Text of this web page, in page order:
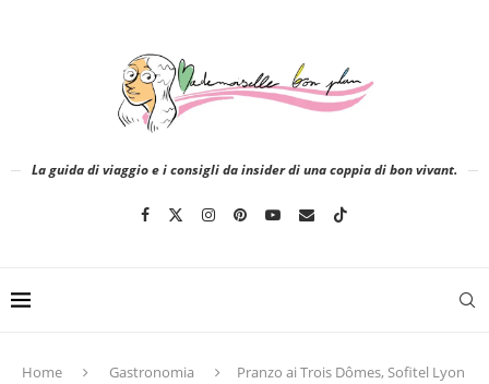
La guida di viaggio e i consigli da insider di una coppia di bon vivant.
Home Gastronomia
Pranzo ai Trois Dômes, Sofitel Lyon